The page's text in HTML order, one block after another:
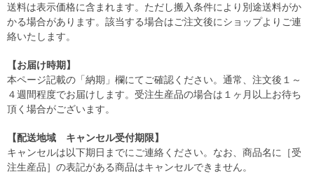
送料は表示価格に含まれます。ただし搬入条件により別途送料がか
かる場合があります。該当する場合はご注文後にショップよりご連
絡いたします。
【お届け時期】
本ページ記載の「納期」欄にてご確認ください。通常、注文後１～
４週間程度でお届けします。受注生産品の場合は１ヶ月以上お待ち
頂く場合がございます。
【配送地域 キャンセル受付期限】
キャンセルは以下期日までにご連絡ください。なお、商品名に［受
注生産品］の表記がある商品はキャンセルできません。